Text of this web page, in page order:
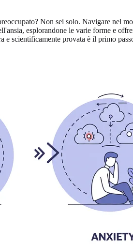
Non sei solo. Navigare nel
esplorandone le varie forme e
e scientificamente provata è il primo